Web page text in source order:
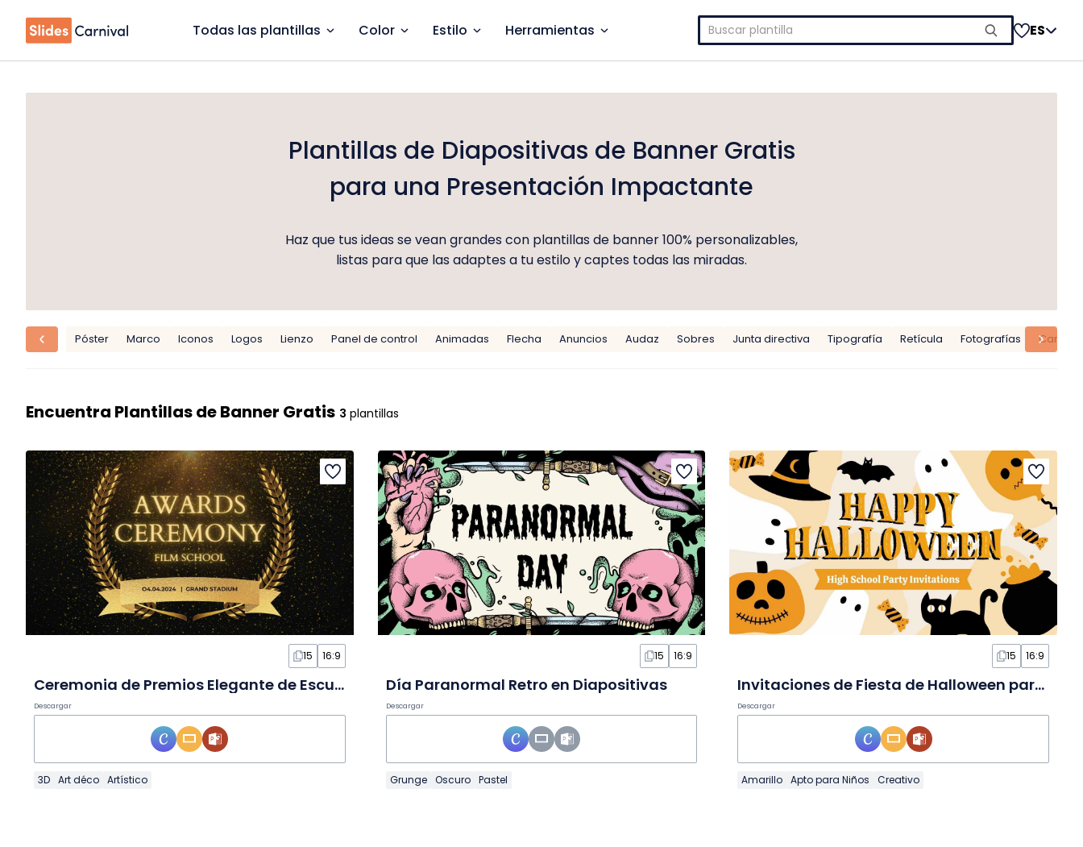
Todas las plantillas Color Estilo Herramientas Buscar: ES
Plantillas de Diapositivas de Banner Gratis
para una Presentación Impactante
Haz que tus ideas se vean grandes con plantillas de banner 100% personalizables,
listas para que las adaptes a tu estilo y captes todas las miradas.
Póster Marco Iconos Logos Lienzo Panel de control Animadas Flecha Anuncios Audaz Sobres Junta directiva Tipografía Retícula Fotografías Carta
Encuentra Plantillas de Banner Gratis 3 plantillas
15 16:9
Ceremonia de Premios Elegante de Escuela de Cine en Diapositivas
Descargar
3D Art déco Artístico
15 16:9
Día Paranormal Retro en Diapositivas
Descargar
Grunge Oscuro Pastel
15 16:9
Invitaciones de Fiesta de Halloween para Secundaria en Diapositivas
Descargar
Amarillo Apto para Niños Creativo